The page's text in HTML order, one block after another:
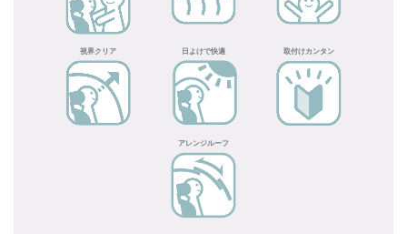
視界クリア 日よけで快適 取付けカンタン
アレンジルーフ